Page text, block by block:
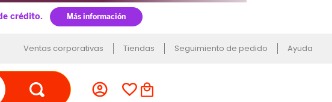
Ventas corporativas Tiendas Seguimiento de pedido Ayuda